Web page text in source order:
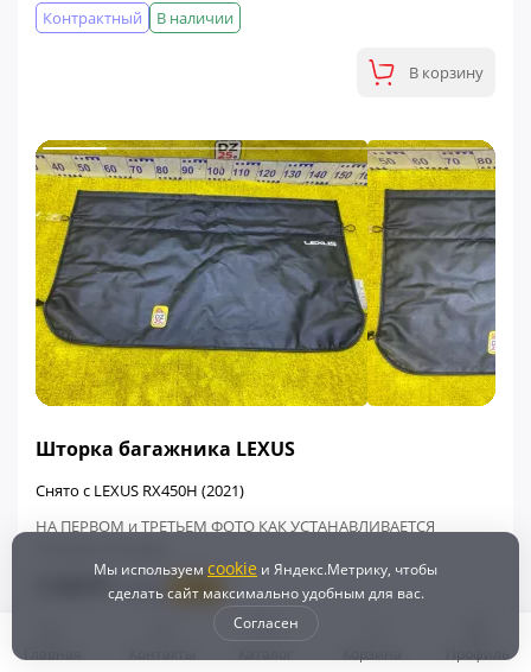
В наличии
Контрактный
В корзину
Шторка багажника LEXUS
Снято с LEXUS RX450H (2021)
НА ПЕРВОМ и ТРЕТЬЕМ ФОТО КАК УСТАНАВЛИВАЕТСЯ
4 532 ₽
- 21%
В наличии
Контрактный
Мы используем cookie и Яндекс.Метрику, чтобы
сделать сайт максимально удобным для вас.
Согласен